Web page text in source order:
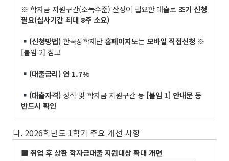
※ 학자금 지원구간(소득수준) 산정이 필요한 대출로 조기 신청
필요(심사기간 최대 8주 소요)
(신청방법)한국장학재단 홈페이지또는 모바일 직접신청 ※
[붙임 2] 참고
(대출금리) 연 1.7%
(대출자격) 성적 및 학자금 지원구간 등 [붙임 1] 안내문 등
반드시 확인
나. 2026학년도 1학기 주요 개선 사항
■ 취업 후 상환 학자금대출 지원대상 확대 개편